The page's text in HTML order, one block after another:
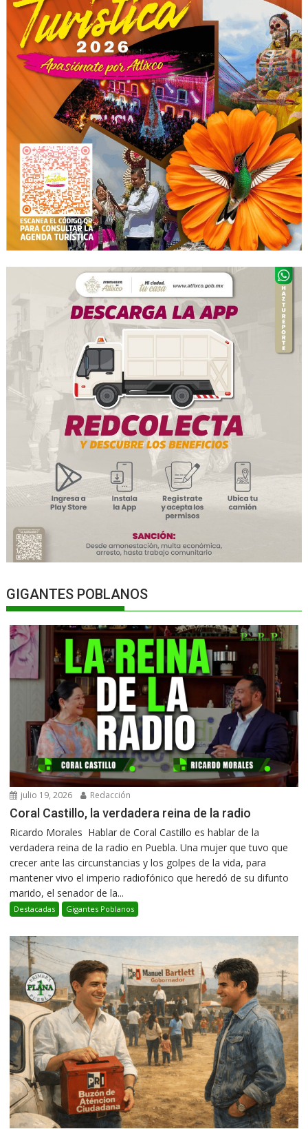
GIGANTES POBLANOS
julio 19, 2026 Redacción
Coral Castillo, la verdadera reina de la radio
Ricardo Morales Hablar de Coral Castillo es hablar de la
verdadera reina de la radio en Puebla. Una mujer que tuvo que
crecer ante las circunstancias y los golpes de la vida, para
mantener vivo el imperio radiofónico que heredó de su difunto
marido, el senador de la...
Destacadas Gigantes Poblanos